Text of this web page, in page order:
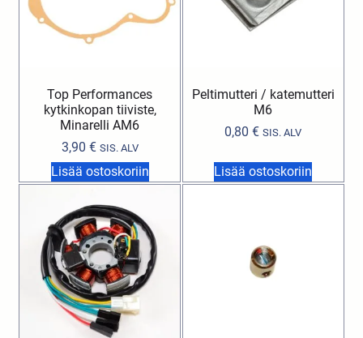
Top Performances
kytkinkopan tiiviste,
Minarelli AM6
3,90 € SIS. ALV
Lisää ostoskoriin
Peltimutteri / katemutteri
M6
0,80€ SIS. ALV
Lisää ostoskoriin